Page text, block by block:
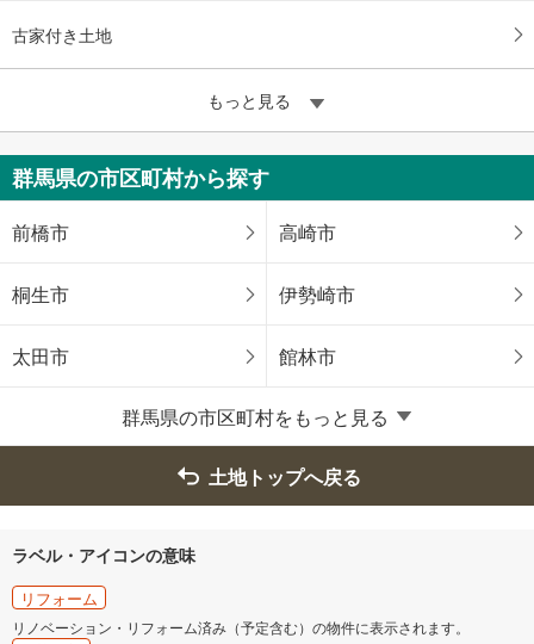
古家付き土地
もっと見る
群馬県の市区町村から探す
前橋市 高崎市
桐生市 伊勢崎市
太田市 館林市
藤岡市
安中市
みどり市
多野郡神流町
群馬県の市区町村をもっと見る
土地トップへ戻る
ラベル・アイコンの意味
リフォーム
リノベーション・リフォーム済み（予定含む）の物件に表示されます。